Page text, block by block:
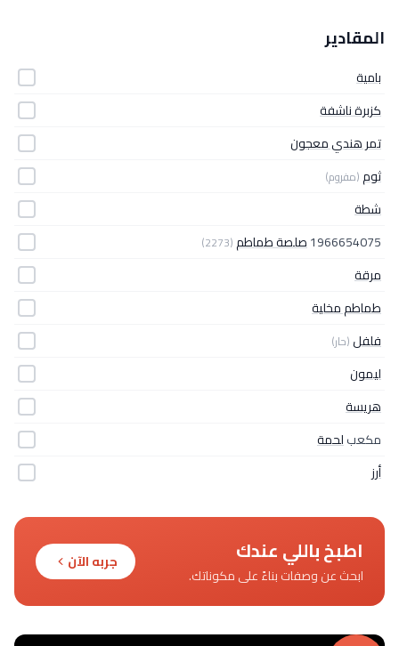
المقادير
بامية
كزبرة ناشفة
تمر هندي معجون
ثوم(مفروم)
شطة
1966654075صلصة طماطم(2273)
مرقة
طماطم مخلية
فلفل(حار)
ليمون
هريسة
مكعبلحمة
أرز
اطبخ باللي عندك
ابحث عن وصفات بناءً على مكوناتك.
جربه الآن